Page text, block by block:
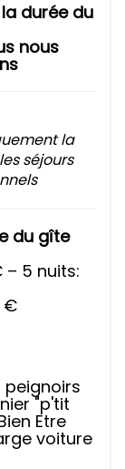
durée du
nous
la
séjours
du gîte
– 5 nuits:
€
peignoirs
"p'tit
Etre
voiture